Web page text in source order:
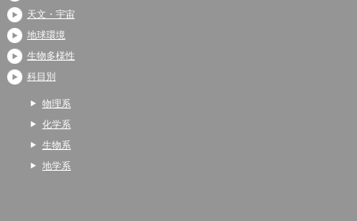
天文・宇宙
地球環境
生物多様性
科目別
物理系
化学系
生物系
地学系